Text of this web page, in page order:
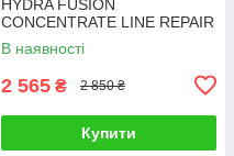
HYDRA FUSION
CONCENTRATE LINE REPAIR
CHRISTINA (крок 6) 50 мл /
Відновлююча сироватка
В наявності
2 565 ₴ 2 850 ₴
Купити